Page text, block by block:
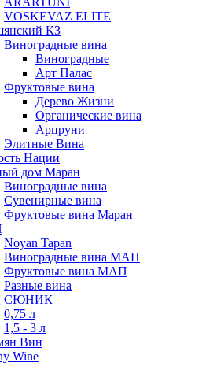
VOSKEVAZ ELITE
КЗ
Виноградные вина
Виноградные
Арт Палас
Фруктовые вина
Дерево Жизни
Органические вина
Арцруни
Элитные Вина
Нации
дом Маран
Виноградные вина
Сувенирные вина
Фруктовые вина Маран
Noyan Tapan
Виноградные вина МАП
Фруктовые вина МАП
Разные вина
СЮНИК
0,75 л
1,5 - 3 л
Вин
Wine